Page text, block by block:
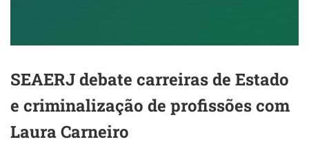
SEAERJ debate carreiras de Estado
e criminalização de profissões com
Laura Carneiro